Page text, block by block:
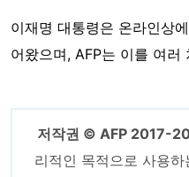
이재명 대통령은 온라인상
어왔으며, AFP는 이를 여러
저작권 © AFP 2017-
리적인 목적으로 사용